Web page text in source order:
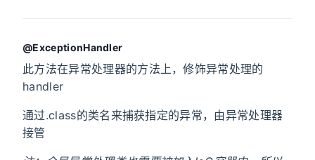
@ExceptionHandler
此方法在异常处理器的方法上，修饰异常处理的
handler
通过.class的类名来捕获指定的异常，由异常处理器
接管